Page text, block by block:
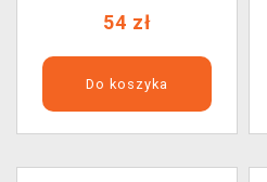
54 zł
Do koszyka